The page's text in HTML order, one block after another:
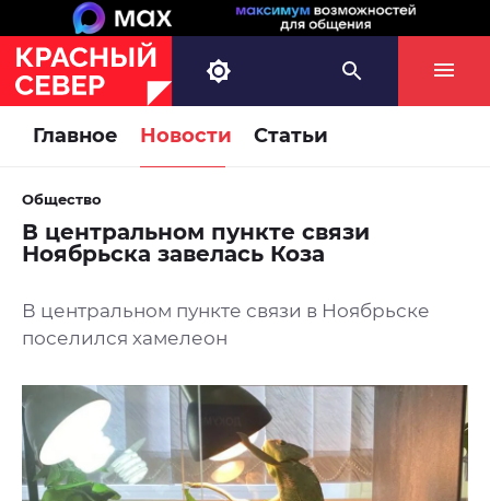
Главное Новости Статьи
Общество
В центральном пункте связи
Ноябрьска завелась Коза
В центральном пункте связи в Ноябрьске
поселился хамелеон